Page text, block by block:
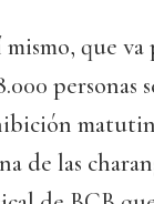
que
personas
de las